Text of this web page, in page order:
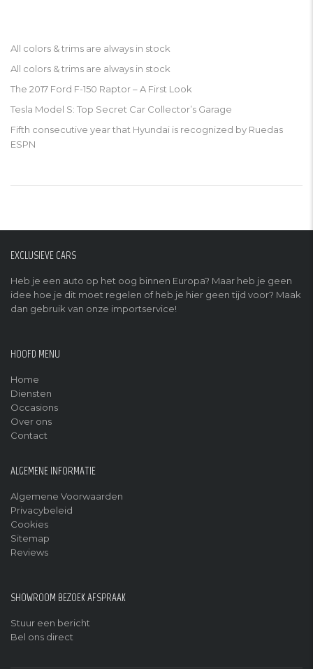
All colors & trims are always in stock
All colors & trims are always in stock
The 2017 Ford F-150 Raptor – A First Look
Tesla Model S: Top Secret Car Collector’s Garage
Fifth consecutive year that Hyundai is recognized by Ruedas
ESPN
EXCLUSIEVE CARS
Heb je een auto op het oog binnen Europa? Maar heb je geen
idee hoe je dit moet regelen of heb je hier geen tijd voor? Maak
dan gebruik van onze importservice!
HOOFD MENU
Home
Diensten
Occasions
Over ons
Contact
ALGEMENE INFORMATIE
Algemene Voorwaarden
Privacybeleid
Cookies
Sitemap
Reviews
SHOWROOM BEZOEK AFSPRAAK
Stuur een bericht
Bel ons direct